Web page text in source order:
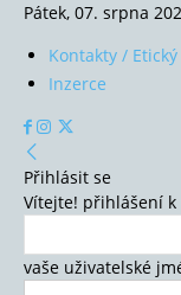
Pátek, 07. srpna
Kontakty /
Inzerce
Přihlásit se
Vítejte! přihlášení k
vaše uživatelské